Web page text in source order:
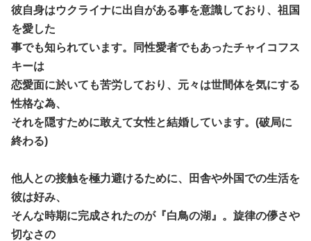
彼自身はウクライナに出自がある事を意識しており、祖国
を愛した
事でも知られています。同性愛者でもあったチャイコフス
キーは
恋愛面に於いても苦労しており、元々は世間体を気にする
性格な為、
それを隠すために敢えて女性と結婚しています。(破局に
終わる)
他人との接触を極力避けるために、田舎や外国での生活を
彼は好み、
そんな時期に完成されたのが『白鳥の湖』。旋律の儚さや
切なさの